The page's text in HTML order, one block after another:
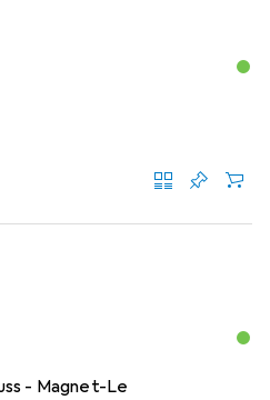
- Magnet-Le